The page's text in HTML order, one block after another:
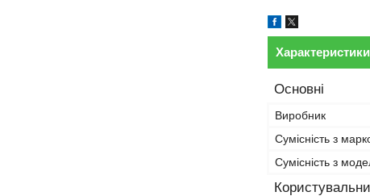
Характеристики
Основні
Виробник
Сумісність з
Сумісність з